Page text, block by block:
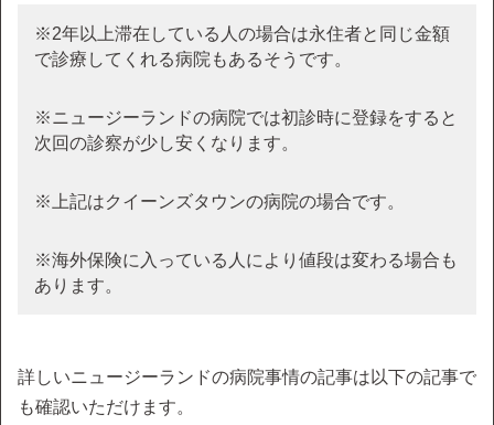
※2年以上滞在している人の場合は永住者と同じ金額
で診療してくれる病院もあるそうです。
※ニュージーランドの病院では初診時に登録をすると
次回の診察が少し安くなります。
※上記はクイーンズタウンの病院の場合です。
※海外保険に入っている人により値段は変わる場合も
あります。
詳しいニュージーランドの病院事情の記事は以下の記事で
も確認いただけます。